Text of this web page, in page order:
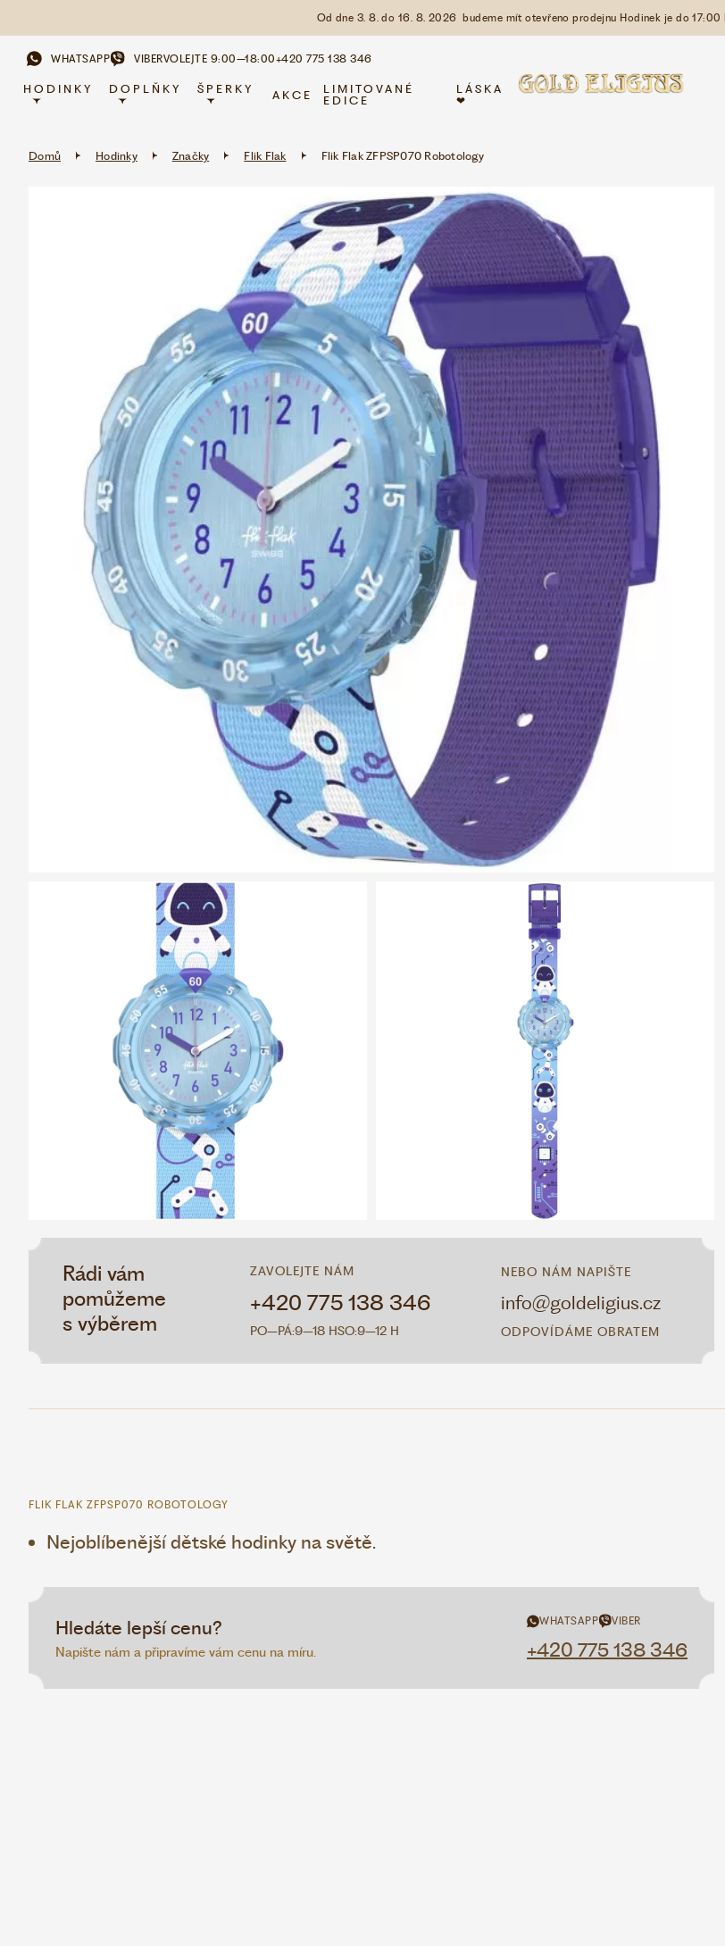
Od dne 3. 8. do 16. 8. 2026 budeme mít otevřeno prodejnu Hodinek je do 17:00
WHATSAPP VIBERVOLEJTE 9:00–18:00+420 775 138 346
HODINKY DOPLŇKY ŠPERKY AKCE
LIMITOVANÉ
EDICE
LÁSKA
❤
Domů Hodinky Značky Flik Flak Flik Flak ZFPSP070 Robotology
Rádi vám
pomůžeme
s výběrem
ZAVOLEJTE NÁM
+420 775 138 346
PO–PÁ:9–18 HSO:9–12 H
NEBO NÁM NAPIŠTE
info@goldeligius.cz
ODPOVÍDÁME OBRATEM
FLIK FLAK ZFPSP070 ROBOTOLOGY
Nejoblíbenější dětské hodinky na světě.
Hledáte lepší cenu?
Napište nám a připravíme vám cenu na míru.
WHATSAPP VIBER
+420 775 138 346